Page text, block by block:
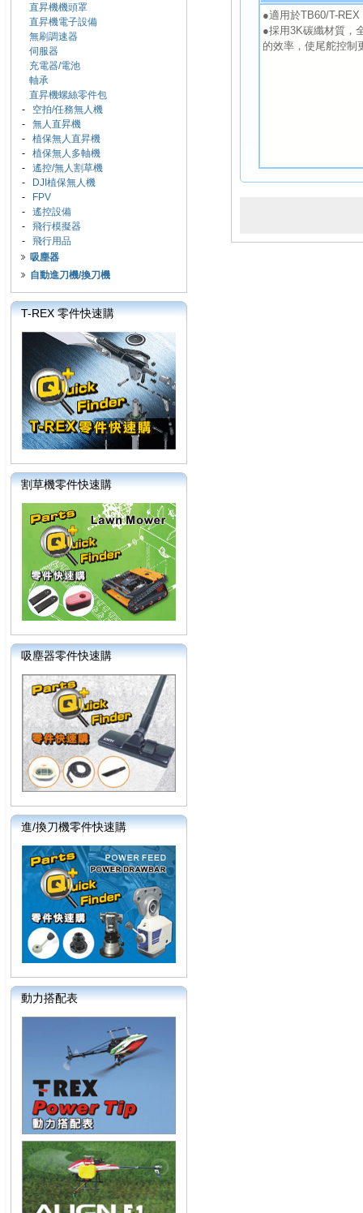
直昇機機頭罩
直昇機電子設備
無刷調速器
伺服器
充電器/電池
軸承
直昇機螺絲零件包
- 空拍/任務無人機
- 無人直昇機
- 植保無人直昇機
- 植保無人多軸機
- 遙控/無人割草機
-
DJI植保無人機
-
FPV
- 遙控設備
- 飛行模擬器
- 飛行用品
吸塵器
自動進刀機/換刀機
T-REX 零件快速購
割草機零件快速購
吸塵器零件快速購
進/換刀機零件快速購
動力搭配表
●適用於TB60/T-REX
●採用3K碳纖材質，
的效率，使尾舵控制